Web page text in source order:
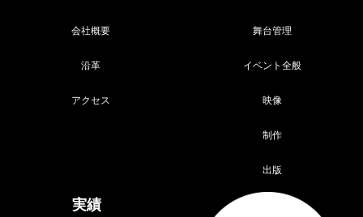
会社概要
沿革
アクセス
舞台管理
イベント全般
映像
制作
出版
実績